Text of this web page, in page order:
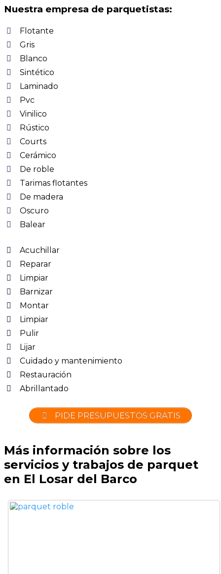
Nuestra empresa de parquetistas:
Flotante
Gris
Blanco
Sintético
Laminado
Pvc
Vinilico
Rústico
Courts
Cerámico
De roble
Tarimas flotantes
De madera
Oscuro
Balear
Acuchillar
Reparar
Limpiar
Barnizar
Montar
Limpiar
Pulir
Lijar
Cuidado y mantenimiento
Restauración
Abrillantado
PIDE PRESUPUESTOS GRATIS
Más información sobre los
servicios y trabajos de parquet
en El Losar del Barco